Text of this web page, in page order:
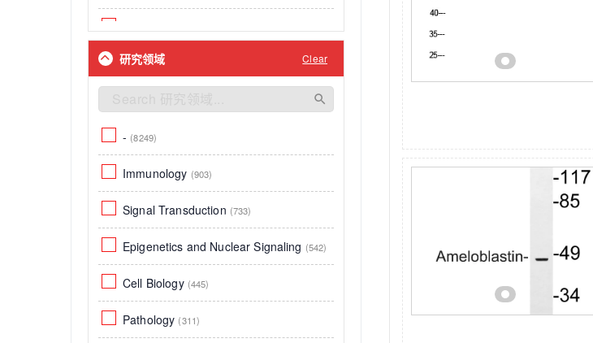
Insect cells
Human
Mammalian cell(0)
R(0)
研究领域 Clear
- (8249)
Immunology (903)
Signal Transduction (733)
Epigenetics and Nuclear Signaling (542)
Cell Biology (445)
Pathology (311)
Chiken(4)
(CHIKV)(4)
Duck
Escherichia coli
Guinea pig
Universal
Plants
Tag